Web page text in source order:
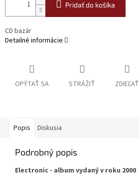
Pridať do košíka
CD bazár
Detailné informácie
OPÝTAŤ SA STRÁŽIŤ ZDIEĽAŤ
Popis Diskusia
Podrobný popis
Electronic - album vydaný v roku 2000